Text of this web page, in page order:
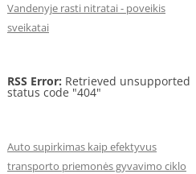
Vandenyje rasti nitratai - poveikis
sveikatai
RSS Error: Retrieved unsupported
status code "404"
Auto supirkimas kaip efektyvus
transporto priemonės gyvavimo ciklo